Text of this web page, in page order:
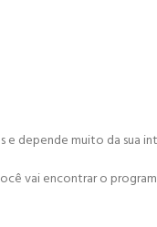
e depende muito da sua
vai encontrar o